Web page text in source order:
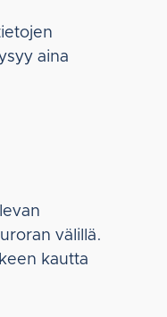
aina
välillä.
kautta